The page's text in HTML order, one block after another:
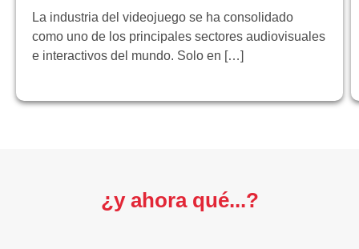
La industria del videojuego se ha consolidado
como uno de los principales sectores audiovisuales
e interactivos del mundo. Solo en […]
¿y ahora qué...?